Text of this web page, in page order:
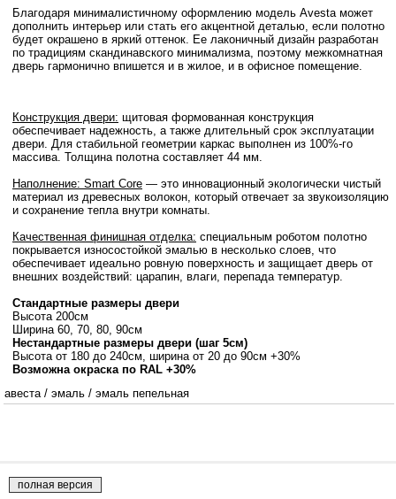
Благодаря минималистичному оформлению модель Avesta может
дополнить интерьер или стать его акцентной деталью, если полотно
будет окрашено в яркий оттенок. Ее лаконичный дизайн разработан
по традициям скандинавского минимализма, поэтому межкомнатная
дверь гармонично впишется и в жилое, и в офисное помещение.
Конструкция двери: щитовая формованная конструкция
обеспечивает надежность, а также длительный срок эксплуатации
двери. Для стабильной геометрии каркас выполнен из 100%-го
массива. Толщина полотна составляет 44 мм.
Наполнение: Smart Core — это инновационный экологически чистый
материал из древесных волокон, который отвечает за звукоизоляцию
и сохранение тепла внутри комнаты.
Качественная финишная отделка: специальным роботом полотно
покрывается износостойкой эмалью в несколько слоев, что
обеспечивает идеально ровную поверхность и защищает дверь от
внешних воздействий: царапин, влаги, перепада температур.
Стандартные размеры двери
Высота 200см
Ширина 60, 70, 80, 90см
Нестандартные размеры двери (шаг 5см)
Высота от 180 до 240см, ширина от 20 до 90см +30%
Возможна окраска по RAL +30%
авеста/ эмаль / эмаль пепельная